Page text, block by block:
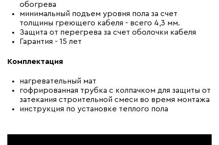
Минимальная температура(C)
Минимальный радиус изгиба (мм)
обогрева
минимальный подъем уровня пола за счет
толщины греющего кабеля - всего 4,3 мм.
Защита от перегрева за счет оболочки кабеля
Гарантия - 15 лет
Комплектация
нагревательный мат
гофрированная трубка с колпачком для защиты от
затекания строительной смеси во время монтажа
инструкция по установке теплого пола